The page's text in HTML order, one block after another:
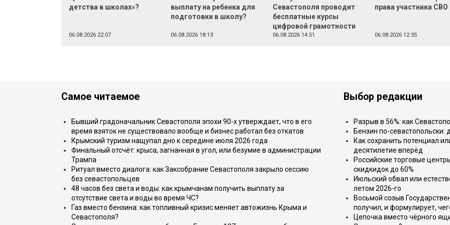
детства в школах»?
06.08.2026 22:07
выплату на ребенка для
подготовки в школу?
06.08.2026 18:13
Севастополя проводит
бесплатные курсы
цифровой грамотности
06.08.2026 14:51
права участника СВО
06.08.2026 12:35
Самое читаемое
Бывший градоначальник Севастополя эпохи 90-х утверждает, что в его
время взяток не существовало вообще и бизнес работал без откатов
Крымский туризм нащупал дно к середине июля 2026 года
Финальный отсчёт: крыса, загнанная в угол, или безумие в администрации
Трампа
Ритуал вместо диалога: как Заксобрание Севастополя закрыло сессию
без севастопольцев
48 часов без света и воды: как крымчанам получить выплату за
отсутствие света и воды во время ЧС?
Газ вместо бензина: как топливный кризис меняет автожизнь Крыма и
Севастополя?
Выбор редакции
Разрыв в 56%: как
Бензин по-
Как сохранить потенциал
десятилетие вперёд
Российские торговые
скидкидок до 60%
Июльский обвал или
летом 2026-го
Восьмой созыв
получил, и формулирует,
Цепочка вместо чёрного